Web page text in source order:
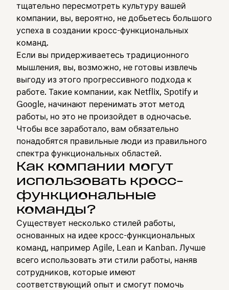
тщательно пересмотреть культуру вашей
компании, вы, вероятно, не добьетесь большого
успеха в создании кросс-функциональных
команд.
Если вы придерживаетесь традиционного
мышления, вы, возможно, не готовы извлечь
выгоду из этого прогрессивного подхода к
работе. Такие компании, как Netflix, Spotify и
Google, начинают перенимать этот метод
работы, но это не произойдет в одночасье.
Чтобы все заработало, вам обязательно
понадобятся правильные люди из правильного
спектра функциональных областей.
Как компании могут
использовать кросс-
функциональные
команды?
Существует несколько стилей работы,
основанных на идее кросс-функциональных
команд, например Agile, Lean и Kanban. Лучше
всего использовать эти стили работы, наняв
сотрудников, которые имеют
соответствующий опыт и смогут помочь